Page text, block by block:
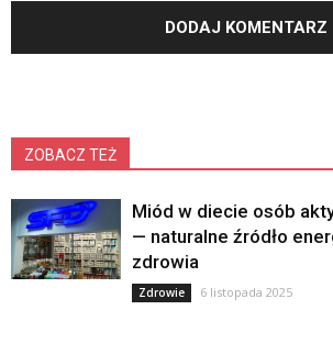
ZOBACZ TEŻ
Miód w diecie osób
— naturalne źródło
zdrowia
Zdrowie 6 listopada 2025